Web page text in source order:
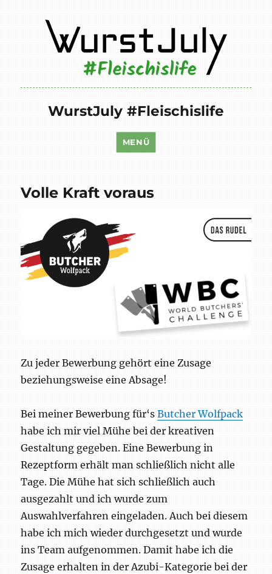
WurstJuly #Fleischislife
MENÜ
Volle Kraft voraus
Zu jeder Bewerbung gehört eine Zusage
beziehungsweise eine Absage!
Bei meiner Bewerbung für‘sButcher Wolfpack
habe ich mir viel Mühe bei der kreativen
Gestaltung gegeben. Eine Bewerbung in
Rezeptform erhält man schließlich nicht alle
Tage. Die Mühe hat sich schließlich auch
ausgezahlt und ich wurde zum
Auswahlverfahren eingeladen. Auch bei diesem
habe ich mich wieder durchgesetzt und wurde
ins Team aufgenommen. Damit habe ich die
Zusage erhalten in der Azubi-Kategorie bei der